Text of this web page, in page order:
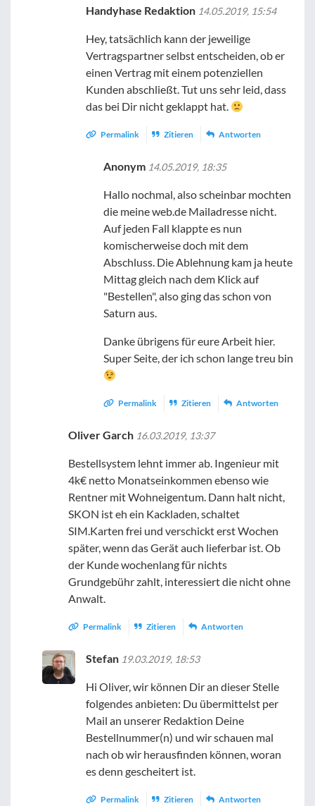
Handyhase Redaktion 14.05.2019, 15:54
Hey, tatsächlich kann der jeweilige
Vertragspartner selbst entscheiden, ob er
einen Vertrag mit einem potenziellen
Kunden abschließt. Tut uns sehr leid, dass
das bei Dir nicht geklappt hat.
Permalink Zitieren Antworten
Anonym 14.05.2019, 18:35
Hallo nochmal, also scheinbar mochten
die meine web.de Mailadresse nicht.
Auf jeden Fall klappte es nun
komischerweise doch mit dem
Abschluss. Die Ablehnung kam ja heute
Mittag gleich nach dem Klick auf
"Bestellen", also ging das schon von
Saturn aus.
Danke übrigens für eure Arbeit hier.
Super Seite, der ich schon lange treu bin
Permalink Zitieren Antworten
Oliver Garch 16.03.2019, 13:37
Bestellsystem lehnt immer ab. Ingenieur mit
4k€ netto Monatseinkommen ebenso wie
Rentner mit Wohneigentum. Dann halt nicht,
SKON ist eh ein Kackladen, schaltet
SIM.Karten frei und verschickt erst Wochen
später, wenn das Gerät auch lieferbar ist. Ob
der Kunde wochenlang für nichts
Grundgebühr zahlt, interessiert die nicht ohne
Anwalt.
Permalink Zitieren Antworten
Stefan 19.03.2019, 18:53
Hi Oliver, wir können Dir an dieser Stelle
folgendes anbieten: Du übermittelst per
Mail an unserer Redaktion Deine
Bestellnummer(n) und wir schauen mal
nach ob wir herausfinden können, woran
es denn gescheitert ist.
Permalink Zitieren Antworten